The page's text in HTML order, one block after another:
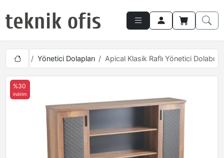
Yönetici Dolapları Apical Klasik Raflı Yönetici Dolabı
%30
indirim